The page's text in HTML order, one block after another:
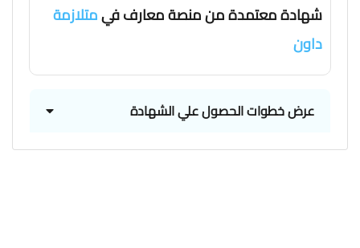
شهادة معتمدة من منصة معارف فيمتلازمة
داون
عرض خطوات الحصول علي الشهادة